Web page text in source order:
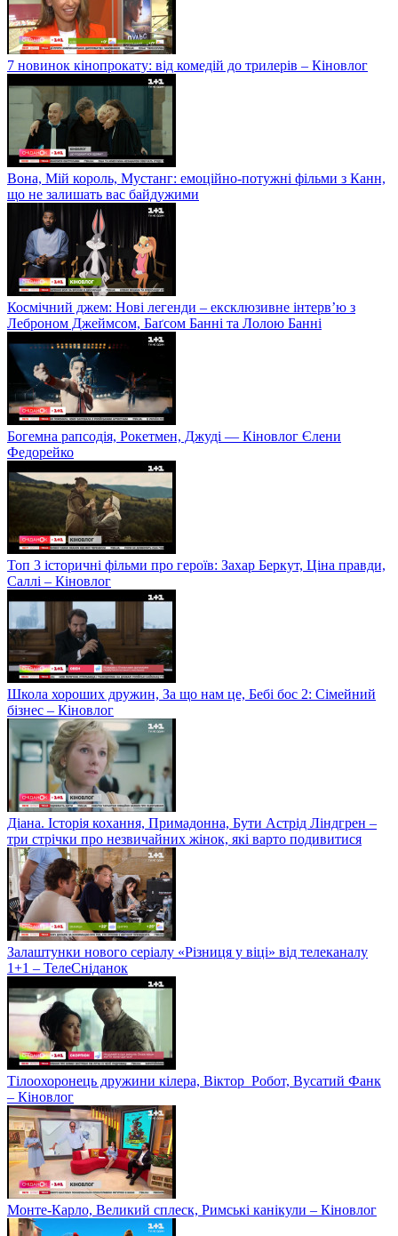
7 новинок кінопрокату: від комедій до трилерів – Кіновлог
Вона, Мій король, Мустанг: емоційно-потужні фільми з Канн,
що не залишать вас байдужими
Космічний джем: Нові легенди – ексклюзивне інтерв’ю з
Леброном Джеймсом, Баґсом Банні та Лолою Банні
Богемна рапсодія, Рокетмен, Джуді — Кіновлог Єлени
Федорейко
Топ 3 історичні фільми про героїв: Захар Беркут, Ціна правди,
Саллі – Кіновлог
Школа хороших дружин, За що нам це, Бебі бос 2: Сімейний
бізнес – Кіновлог
Діана. Історія кохання, Примадонна, Бути Астрід Ліндгрен –
три стрічки про незвичайних жінок, які варто подивитися
Залаштунки нового серіалу «Різниця у віці» від телеканалу
1+1 – ТелеСніданок
Тілоохоронець дружини кілера, Віктор_Робот, Вусатий Фанк
– Кіновлог
Монте-Карло, Великий сплеск, Римські канікули – Кіновлог